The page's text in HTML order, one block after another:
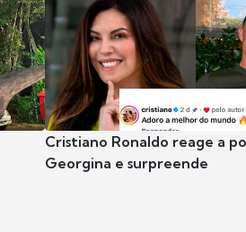
Cristiano Ronaldo reage a
Georgina e surpreende